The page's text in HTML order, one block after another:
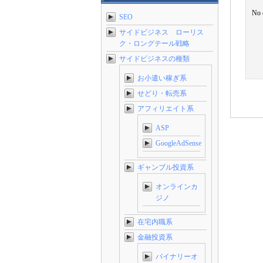
No
SEO
サイドビジネス ローリス
ク・ロングテール戦略
サイドビジネスの種類
お小遣い稼ぎ系
せどり・転売系
アフィリエイト系
ASP
GoogleAdSense
ギャンブル投資系
オンラインカ
ジノ
在宅内職系
金融投資系
バイナリーオ